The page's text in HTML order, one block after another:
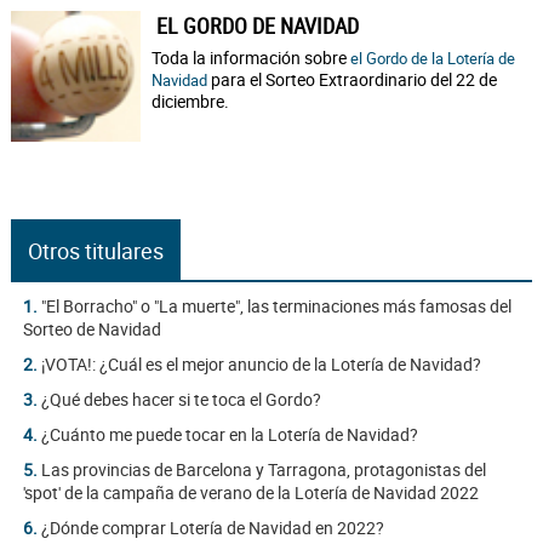
EL GORDO DE NAVIDAD
Toda la información sobreel Gordo de la Lotería de
Navidad para el Sorteo Extraordinario del 22 de
diciembre.
Otros titulares
1. "El Borracho" o "La muerte", las terminaciones más famosas del
Sorteo de Navidad
2. ¡VOTA!: ¿Cuál es el mejor anuncio de la Lotería de Navidad?
3. ¿Qué debes hacer si te toca el Gordo?
4. ¿Cuánto me puede tocar en la Lotería de Navidad?
5. Las provincias de Barcelona y Tarragona, protagonistas del
'spot' de la campaña de verano de la Lotería de Navidad 2022
6. ¿Dónde comprar Lotería de Navidad en 2022?